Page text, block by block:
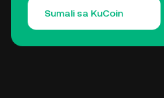
Sumali sa KuCoin